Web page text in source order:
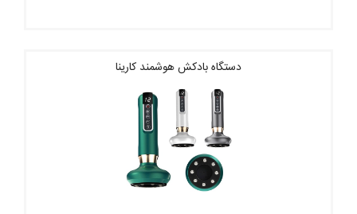
دستگاه بادکش هوشمند کارینا